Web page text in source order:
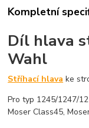
Kompletní
Díl hlava
Wahl
Stříhací hlava ke
Pro typ 1245/1247/
Moser Class45,